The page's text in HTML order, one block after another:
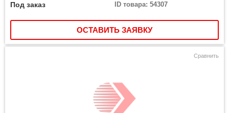
Под заказ
ID товара: 54307
ОСТАВИТЬ ЗАЯВКУ
Сравнить